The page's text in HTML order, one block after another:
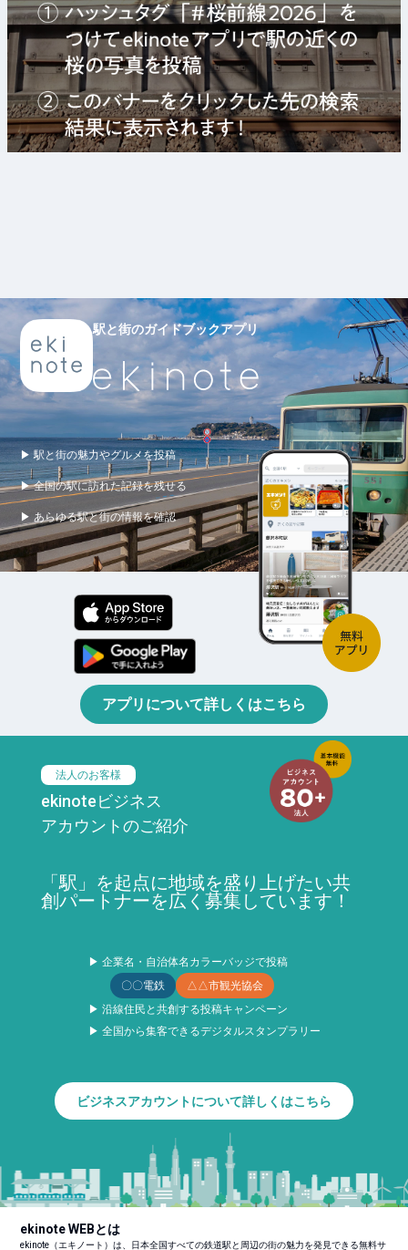
駅と街のガイドブックアプリ
▶ 駅と街の魅力やグルメを投稿
▶ 全国の駅に訪れた記録を残せる
▶ あらゆる駅と街の情報を確認
アプリについて詳しくはこちら
法人のお客様
ekinoteビジネス
アカウントのご紹介
「駅」を起点に地域を盛り上げたい共
創パートナーを広く募集しています！
▶ 企業名・自治体名カラーバッジで投稿
〇〇電鉄
△△市観光協会
▶ 沿線住民と共創する投稿キャンペーン
▶ 全国から集客できるデジタルスタンプラリー
ビジネスアカウントについて詳しくはこちら
ekinote WEBとは
ekinote（エキノート）は、日本全国すべての鉄道駅と周辺の街の魅力を発見できる無料サ